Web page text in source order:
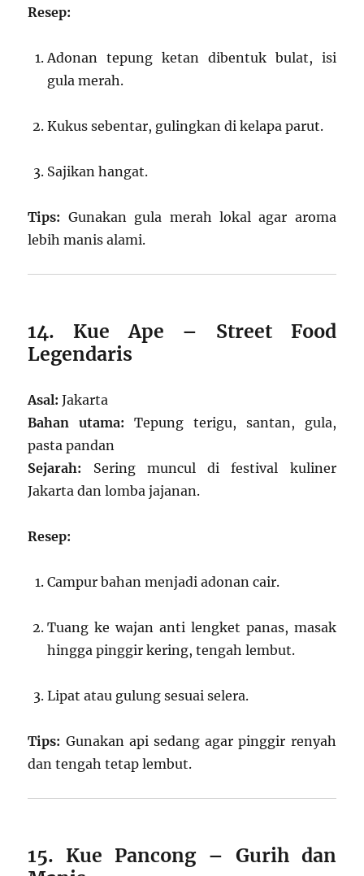
Resep:
Adonan tepung ketan dibentuk bulat, isi
gula merah.
Kukus sebentar, gulingkan di kelapa parut.
Sajikan hangat.
Tips: Gunakan gula merah lokal agar aroma
lebih manis alami.
14. Kue Ape – Street Food
Legendaris
Asal: Jakarta
Bahan utama: Tepung terigu, santan, gula,
pasta pandan
Sejarah: Sering muncul di festival kuliner
Jakarta dan lomba jajanan.
Resep:
Campur bahan menjadi adonan cair.
Tuang ke wajan anti lengket panas, masak
hingga pinggir kering, tengah lembut.
Lipat atau gulung sesuai selera.
Tips: Gunakan api sedang agar pinggir renyah
dan tengah tetap lembut.
15. Kue Pancong – Gurih dan